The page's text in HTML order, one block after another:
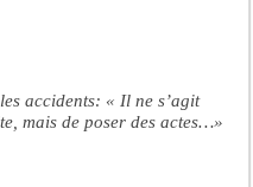
accidents: « Il ne s’agit
mais de poser des actes…»